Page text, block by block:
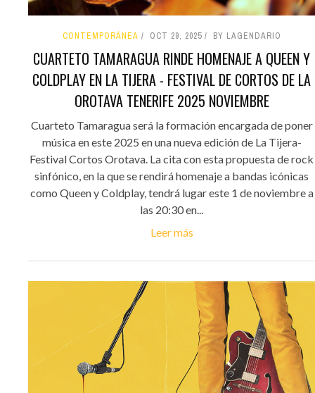
CONTEMPORÁNEA OCT 29, 2025 BY LAGENDARIO
CUARTETO TAMARAGUA RINDE HOMENAJE A QUEEN Y
COLDPLAY EN LA TIJERA - FESTIVAL DE CORTOS DE LA
OROTAVA TENERIFE 2025 NOVIEMBRE
Cuarteto Tamaragua será la formación encargada de poner
música en este 2025 en una nueva edición de La Tijera-
Festival Cortos Orotava. La cita con esta propuesta de rock
sinfónico, en la que se rendirá homenaje a bandas icónicas
como Queen y Coldplay, tendrá lugar este 1 de noviembre a
las 20:30 en...
Leer más